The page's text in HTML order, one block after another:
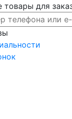
для